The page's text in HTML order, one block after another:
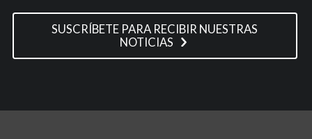
SUSCRÍBETE PARA RECIBIR NUESTRAS
NOTICIAS